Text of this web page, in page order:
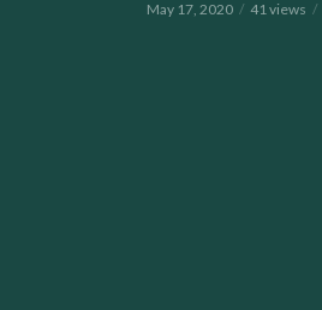
May 17, 2020 41 views